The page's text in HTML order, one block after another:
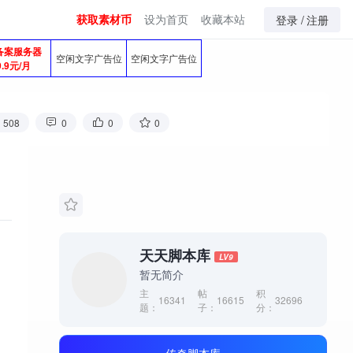
获取素材币 设为首页 收藏本站 登录 /注册
案服务器
元/月
空闲文字广告位 空闲文字广告位
508 0 0 0
天天脚本库 LV9
暂无简介
主
题：
16341
帖
子：
16615
积
分：
32696